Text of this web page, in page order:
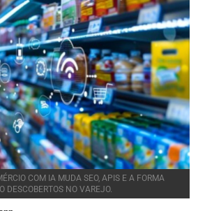
COM IA MUDA SEO, APIS E A FORMA
DESCOBERTOS NO VAREJO.